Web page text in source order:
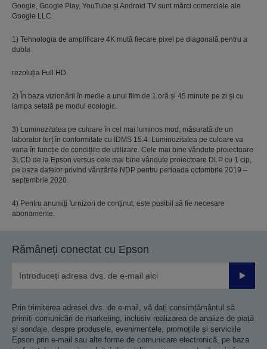
Google, Google Play, YouTube și Android TV sunt mărci comerciale ale
Google LLC.
1) Tehnologia de amplificare 4K mută fiecare pixel pe diagonală pentru a
dubla
rezoluția Full HD.
2) În baza vizionării în medie a unui film de 1 oră și 45 minute pe zi și cu
lampa setată pe modul ecologic.
3) Luminozitatea pe culoare în cel mai luminos mod, măsurată de un
laborator terț în conformitate cu IDMS 15.4. Luminozitatea pe culoare va
varia în funcție de condițiile de utilizare. Cele mai bine vândute proiectoare
3LCD de la Epson versus cele mai bine vândute proiectoare DLP cu 1 cip,
pe baza datelor privind vânzările NDP pentru perioada octombrie 2019 –
septembrie 2020.
4) Pentru anumiți furnizori de conținut, este posibil să fie necesare
abonamente.
Rămâneți conectat cu Epson
Prin trimiterea adresei dvs. de e-mail, vă dați consimțământul să
primiți comunicări de marketing, inclusiv realizarea de analize de piață
și sondaje, despre produsele, evenimentele, promoțiile și serviciile
Epson prin e-mail sau alte forme de comunicare electronică, pe baza